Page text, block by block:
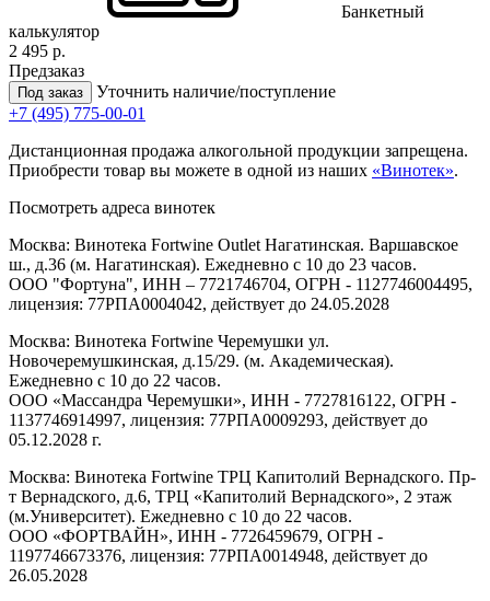
Банкетный
калькулятор
2 495 р.
Предзаказ
Под заказ
Уточнить наличие/поступление
+7 (495) 775-00-01
Дистанционная продажа алкогольной продукции запрещена.
Приобрести товар вы можете в одной из наших «Винотек».
Посмотреть адреса винотек
Москва: Винотека Fortwine Outlet Нагатинская. Варшавское
ш., д.36 (м. Нагатинская). Ежедневно с 10 до 23 часов.
ООО "Фортуна", ИНН – 7721746704, ОГРН - 1127746004495,
лицензия: 77РПА0004042, действует до 24.05.2028
Москва: Винотека Fortwine Черемушки ул.
Новочеремушкинская, д.15/29. (м. Академическая).
Ежедневно с 10 до 22 часов.
ООО «Массандра Черемушки», ИНН - 7727816122, ОГРН -
1137746914997, лицензия: 77РПА0009293, действует до
05.12.2028 г.
Москва: Винотека Fortwine ТРЦ Капитолий Вернадского. Пр-
т Вернадского, д.6, ТРЦ «Капитолий Вернадского», 2 этаж
(м.Университет). Ежедневно с 10 до 22 часов.
ООО «ФОРТВАЙН», ИНН - 7726459679, ОГРН -
1197746673376, лицензия: 77РПА0014948, действует до
26.05.2028